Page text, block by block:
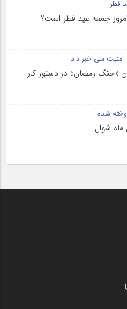
فطر
جمعه عید فطر است؟
ملی خبر داد
«جنگ رمضان» در دستور کار
شده
شوال